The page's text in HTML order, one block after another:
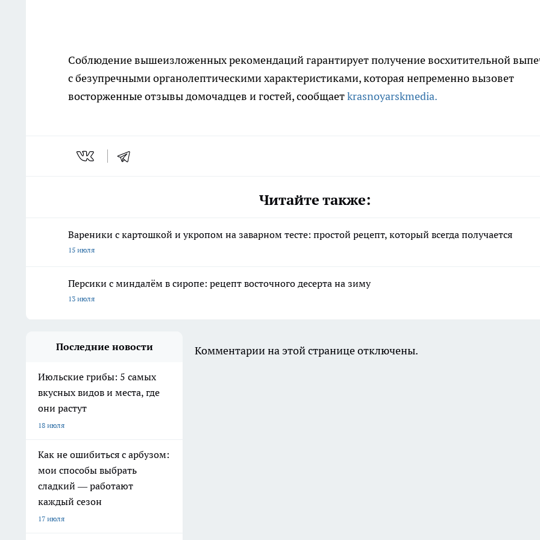
Соблюдение вышеизложенных рекомендаций гарантирует получение восхитительной
с безупречными органолептическими характеристиками, которая непременно вызовет
восторженные отзывы домочадцев и гостей, сообщаетkrasnoyarskmedia.
Читайте также:
Вареники с картошкой и укропом на заварном тесте: простой рецепт, который всегда получается
15 июля
Персики с миндалём в сиропе: рецепт восточного десерта на зиму
13 июля
Последние новости
Июльские грибы: 5 самых
вкусных видов и места, где
они растут
18 июля
Как не ошибиться с арбузом:
мои способы выбрать
сладкий — работают
каждый сезон
17 июля
Комментарии на этой странице отключены.